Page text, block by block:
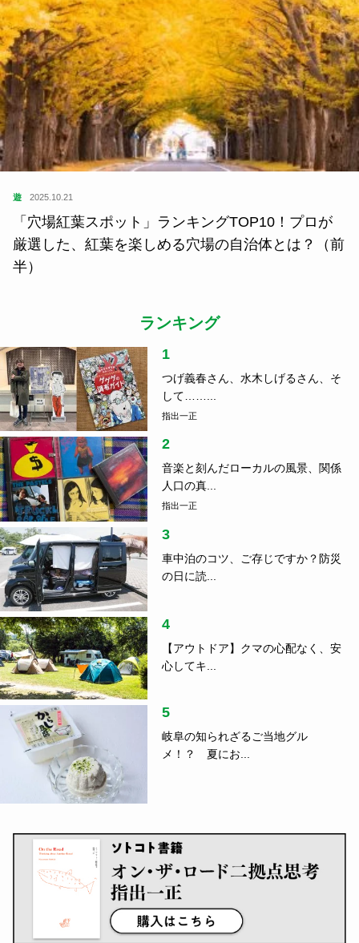
遊 2025.10.21
「穴場紅葉スポット」ランキングTOP10！プロが
厳選した、紅葉を楽しめる穴場の自治体とは？（前
半）
ランキング
1
つげ義春さん、水木しげるさん、そ
して……...
指出一正
2
音楽と刻んだローカルの風景、関係
人口の真...
指出一正
3
車中泊のコツ、ご存じですか？防災
の日に読...
4
【アウトドア】クマの心配なく、安
心してキ...
5
岐阜の知られざるご当地グル
メ！？ 夏にお...